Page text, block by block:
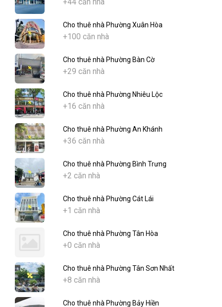
Cho thuê nhà Phường Xuân Hòa
+100 căn nhà
Cho thuê nhà Phường Bàn Cờ
+29 căn nhà
Cho thuê nhà Phường Nhiêu Lộc
+16 căn nhà
Cho thuê nhà Phường An Khánh
+36 căn nhà
Cho thuê nhà Phường Bình Trưng
+2 căn nhà
Cho thuê nhà Phường Cát Lái
+1 căn nhà
Cho thuê nhà Phường Tân Hòa
+0 căn nhà
Cho thuê nhà Phường Tân Sơn Nhất
+8 căn nhà
Cho thuê nhà Phường Bảy Hiền